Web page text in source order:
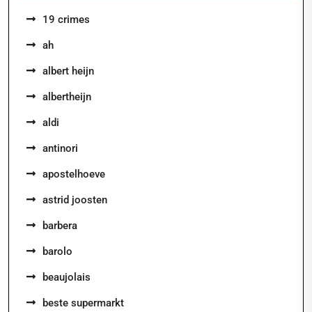
19 crimes
ah
albert heijn
albertheijn
aldi
antinori
apostelhoeve
astrid joosten
barbera
barolo
beaujolais
beste supermarkt